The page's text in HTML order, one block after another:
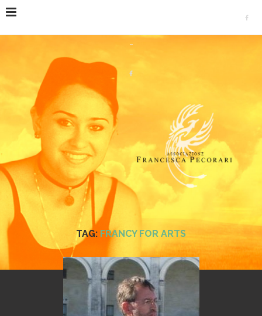
Home Tags Posts tagged with "Francy for Arts"
TAG: FRANCY FOR ARTS